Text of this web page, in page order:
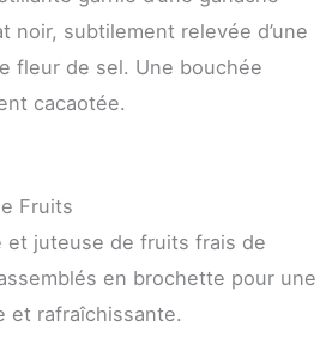
noir, subtilement relevée d’une
fleur de sel. Une bouchée
cacaotée.
Fruits
et juteuse de fruits frais de
en brochette pour une
et rafraîchissante.